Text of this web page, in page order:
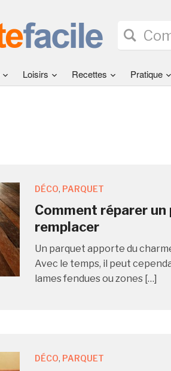
Loisirs Recettes Pratique
DÉCO, PARQUET
Comment réparer
remplacer
Un parquet apporte du
Avec le temps, il peut
lames fendues ou zones […]
DÉCO, PARQUET